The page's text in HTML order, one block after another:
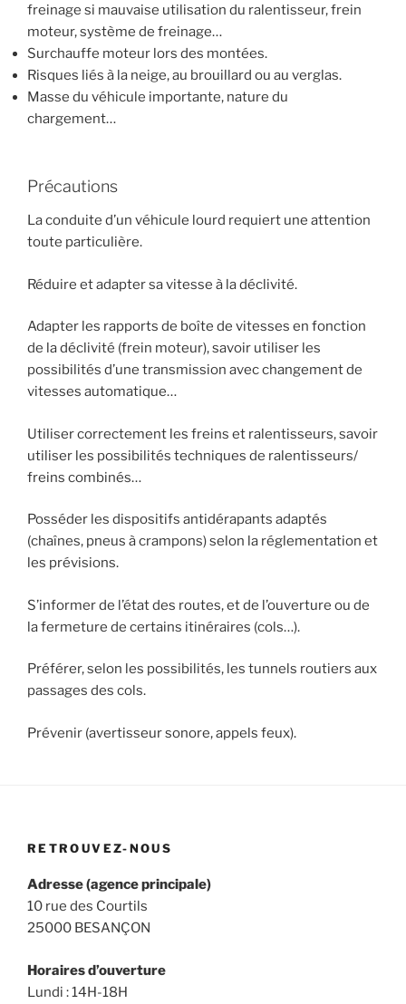
freinage si mauvaise utilisation du ralentisseur, frein
moteur, système de freinage…
Surchauffe moteur lors des montées.
Risques liés à la neige, au brouillard ou au verglas.
Masse du véhicule importante, nature du
chargement…
Précautions
La conduite d’un véhicule lourd requiert une attention
toute particulière.
Réduire et adapter sa vitesse à la déclivité.
Adapter les rapports de boîte de vitesses en fonction
de la déclivité (frein moteur), savoir utiliser les
possibilités d’une transmission avec changement de
vitesses automatique…
Utiliser correctement les freins et ralentisseurs, savoir
utiliser les possibilités techniques de ralentisseurs/
freins combinés…
Posséder les dispositifs antidérapants adaptés
(chaînes, pneus à crampons) selon la réglementation et
les prévisions.
S’informer de l’état des routes, et de l’ouverture ou de
la fermeture de certains itinéraires (cols…).
Préférer, selon les possibilités, les tunnels routiers aux
passages des cols.
Prévenir (avertisseur sonore, appels feux).
RETROUVEZ-NOUS
Adresse (agence principale)
10 rue des Courtils
25000 BESANÇON
Horaires d’ouverture
Lundi : 14H-18H